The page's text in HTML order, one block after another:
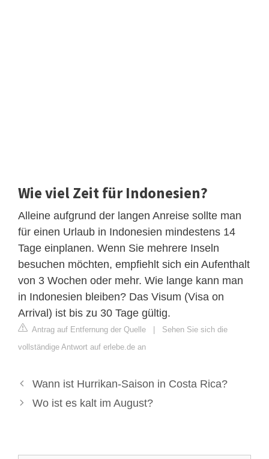
Wie viel Zeit für Indonesien?
Alleine aufgrund der langen Anreise sollte man
für einen Urlaub in Indonesien mindestens 14
Tage einplanen. Wenn Sie mehrere Inseln
besuchen möchten, empfiehlt sich ein Aufenthalt
von 3 Wochen oder mehr. Wie lange kann man
in Indonesien bleiben? Das Visum (Visa on
Arrival) ist bis zu 30 Tage gültig.
Antrag auf Entfernung der Quelle | Sehen Sie sich die
vollständige Antwort auf erlebe.de an
Wann ist Hurrikan-Saison in Costa Rica?
Wo ist es kalt im August?